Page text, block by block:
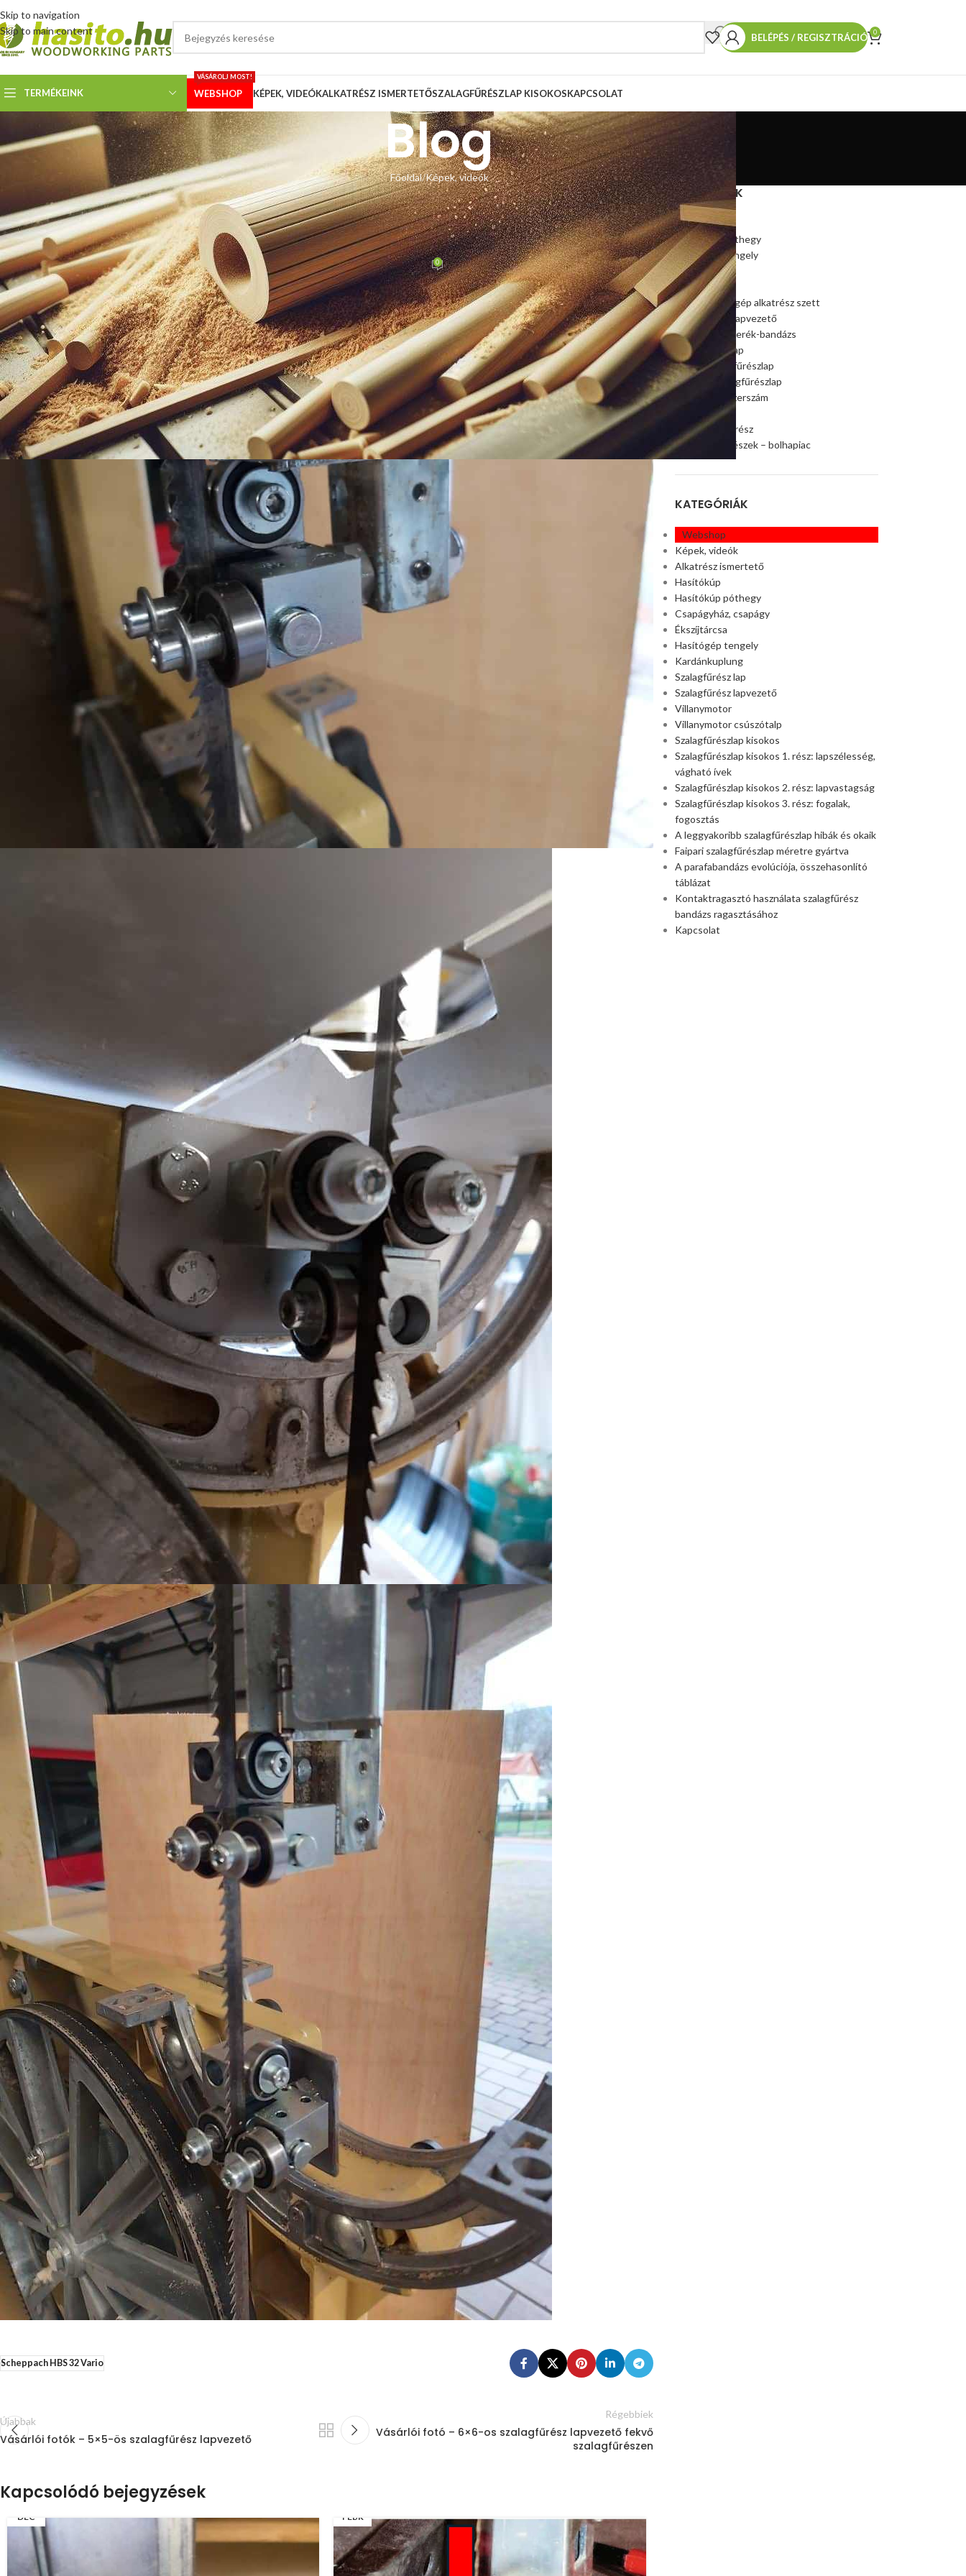
Skip to navigation
Skip to main content
BELÉPÉS / REGISZTRÁCIÓ 0
TERMÉKEINK WEBSHOP
VÁSÁROLJ MOST!
KÉPEK, VIDEÓKALKATRÉSZ ISMERTETŐSZALAGFŰRÉSZLAP KISOKOSKAPCSOLAT
Blog
Főoldal Képek, videók
KÉPEK, VIDEÓK
Vásárlói fotók – 4×4-es lapvezető Scheppach HBS 32 Vario
szalagfűrészen.
Megosztotta Hoffmann ZsoltBe január 3, 2021 0
Ismét egy Scheppach HBS 32 Vario szalagfűrészről kaptunk képeket, amin a gyári lapvezetők le lettek cserélve. Sajnos nem a végeredményről
kaptunk képeket, mert, ahogy látszik is, a lapvezetőnek hátrébb kell kerülnie, hogy mindkét csapágy vágezhesse a dolgát. Bár ilyen keskeny lapnál,
még az egy csapágy is megfelelő lenne, előtte egy távtartóval.
Scheppach HBS 32 Vario
Újabbak
Vásárlói fotók – 5×5-ös szalagfűrész lapvezető
Régebbiek
Vásárlói fotó – 6×6-os szalagfűrész lapvezető fekvő
szalagfűrészen
Kapcsolódó bejegyzések
18
DEC FEBR
TERMÉKEINK
Hasítókúp
Hasítókúp póthegy
Hasítógép tengely
Ékszíjtárcsa
Csapágy
Kúpos hasítógép alkatrész szett
Szalagfűrész lapvezető
Szalagfűrészkerék-bandázs
Szalagfűrészlap
Faipari szalagfűrészlap
Húsipari szalagfűrészlap
Faipari gép, szerszám
Ágaprító
Offroad alkatrész
Akciós alkatrészek – bolhapiac
KATEGÓRIÁK
Webshop
Képek, videók
Alkatrész ismertető
Hasítókúp
Hasítókúp póthegy
Csapágyház, csapágy
Ékszíjtárcsa
Hasítógép tengely
Kardánkuplung
Szalagfűrész lap
Szalagfűrész lapvezető
Villanymotor
Villanymotor csúszótalp
Szalagfűrészlap kisokos
Szalagfűrészlap kisokos 1. rész: lapszélesség,
vágható ívek
Szalagfűrészlap kisokos 2. rész: lapvastagság
Szalagfűrészlap kisokos 3. rész: fogalak,
fogosztás
A leggyakoribb szalagfűrészlap hibák és okaik
Faipari szalagfűrészlap méretre gyártva
A parafabandázs evolúciója, összehasonlító
táblázat
Kontaktragasztó használata szalagfűrész
bandázs ragasztásához
Kapcsolat